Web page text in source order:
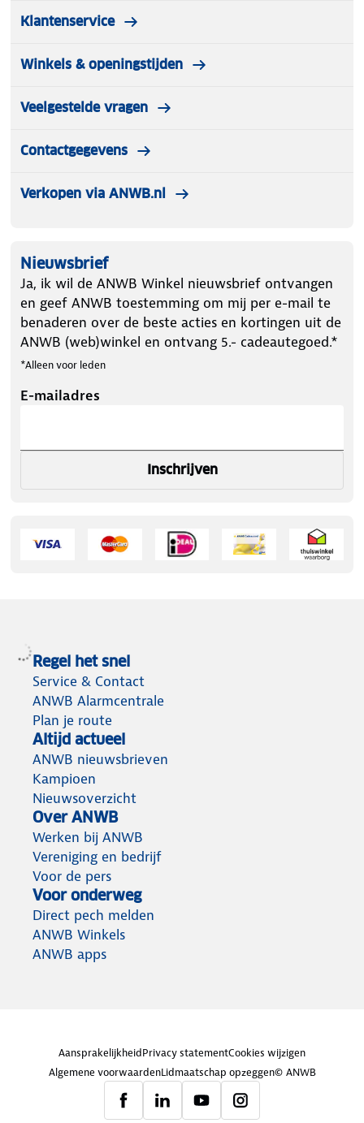
Klantenservice
Winkels & openingstijden
Veelgestelde vragen
Contactgegevens
Verkopen via ANWB.nl
Nieuwsbrief
Ja, ik wil de ANWB Winkel nieuwsbrief ontvangen
en geef ANWB toestemming om mij per e-mail te
benaderen over de beste acties en kortingen uit de
ANWB (web)winkel en ontvang 5.- cadeautegoed.*
*Alleen voor leden
E-mailadres
Inschrijven
Regel het snel
Service & Contact
ANWB Alarmcentrale
Plan je route
Altijd actueel
ANWB nieuwsbrieven
Kampioen
Nieuwsoverzicht
Over ANWB
Werken bij ANWB
Vereniging en bedrijf
Voor de pers
Voor onderweg
Direct pech melden
ANWB Winkels
ANWB apps
AansprakelijkheidPrivacy statementCookies wijzigen
Algemene voorwaardenLidmaatschap opzeggen© ANWB